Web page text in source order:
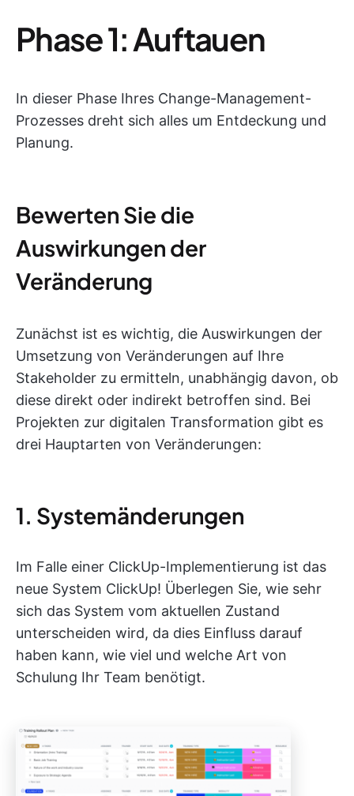
Phase 1: Auftauen
In dieser Phase Ihres Change-Management-
Prozesses dreht sich alles um Entdeckung und
Planung.
Bewerten Sie die
Auswirkungen der
Veränderung
Zunächst ist es wichtig, die Auswirkungen der
Umsetzung von Veränderungen auf Ihre
Stakeholder zu ermitteln, unabhängig davon, ob
diese direkt oder indirekt betroffen sind. Bei
Projekten zur digitalen Transformation gibt es
drei Hauptarten von Veränderungen:
1. Systemänderungen
Im Falle einer ClickUp-Implementierung ist das
neue System ClickUp! Überlegen Sie, wie sehr
sich das System vom aktuellen Zustand
unterscheiden wird, da dies Einfluss darauf
haben kann, wie viel und welche Art von
Schulung Ihr Team benötigt.